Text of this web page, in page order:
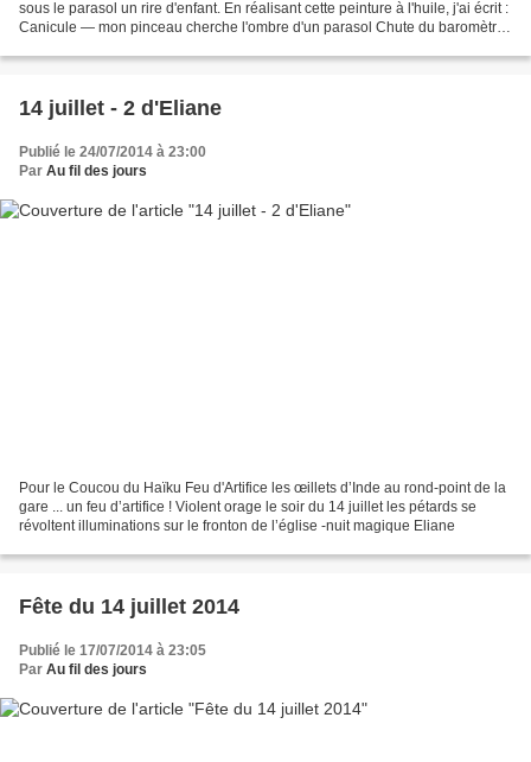
sous le parasol un rire d'enfant. En réalisant cette peinture à l'huile, j'ai écrit :
Canicule — mon pinceau cherche l'ombre d'un parasol Chute du baromètre
14 juillet - 2 d'Eliane
Publié le 24/07/2014 à 23:00
Par Au fil des jours
Pour le Coucou du Haïku Feu d'Artifice les œillets d’Inde au rond-point de la
gare ... un feu d’artifice ! Violent orage le soir du 14 juillet les pétards se
révoltent illuminations sur le fronton de l’église -nuit magique Eliane
Fête du 14 juillet 2014
Publié le 17/07/2014 à 23:05
Par Au fil des jours